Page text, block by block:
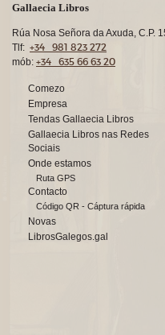
Gallaecia Libros
Rúa Nosa Señora da Axuda, C.P.
Tlf: +34 981 823 272
mób: +34 635 66 63 20
Comezo
Empresa
Tendas Gallaecia Libros
Gallaecia Libros nas Redes
Sociais
Onde estamos
Ruta GPS
Contacto
Código QR - Cáptura rápida
Novas
LibrosGalegos.gal